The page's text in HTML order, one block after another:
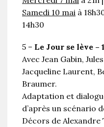
Samedi 10 mai à
14h30
5 – Le Jour se lève –
Avec Jean Gabin,
Jacqueline Laurent,
Braumer.
Adaptation et
d’après un scénario
Décors de